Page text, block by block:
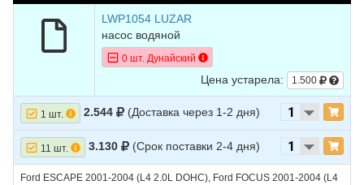
LWP1054 LUZAR
насос водяной
0 шт. Дунайский
Цена устарела: 1.500
1 шт. 2.544 (Доставка через 1-2 дня)
11 шт. 3.130 (Срок поставки 2-4 дня)
Ford ESCAPE 2001-2004 (L4 2.0L DOHC), Ford FOCUS 2001-2004 (L4